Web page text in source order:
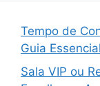
Tempo de
Guia Essencial
Sala VIP ou